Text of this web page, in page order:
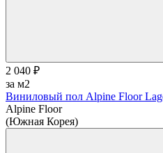
2 040 ₽
за м2
Виниловый пол Alpine Floor
Alpine Floor
(Южная Корея)